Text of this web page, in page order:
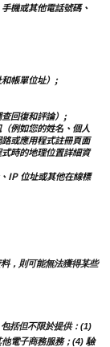
機或其他電話號碼、
帳單位址）;
回復和評論）;
例如您的姓名、個人
或應用程式註冊頁面
時的地理位置詳細資
IP 位址或其他在線標
，則可能無法獲得某些
括但不限於提供：(1)
電子商務服務；(4) 驗